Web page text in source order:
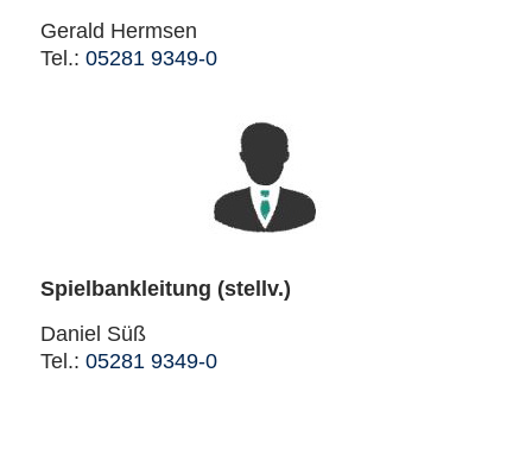
Gerald Hermsen
Tel.: 05281 9349-0
Spielbankleitung (stellv.)
Daniel Süß
Tel.: 05281 9349-0